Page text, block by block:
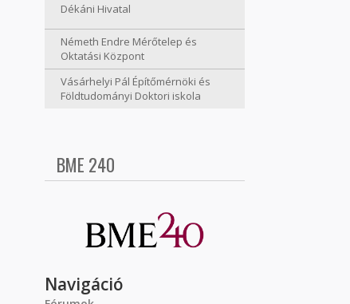
Dékáni Hivatal
Németh Endre Mérőtelep és
Oktatási Központ
Vásárhelyi Pál Építőmérnöki és
Földtudományi Doktori iskola
BME 240
Navigáció